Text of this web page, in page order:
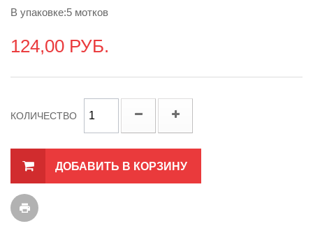
В упаковке:5 мотков
124,00 РУБ.
КОЛИЧЕСТВО
ДОБАВИТЬ В КОРЗИНУ